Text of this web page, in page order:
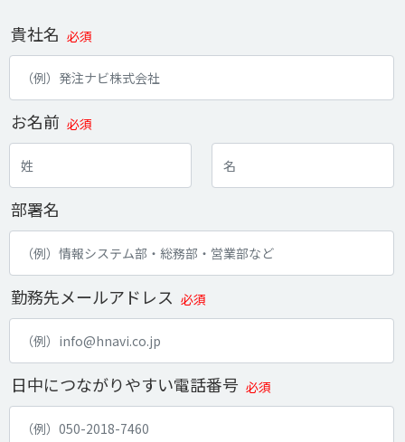
貴社名 必須
お名前 必須
部署名
勤務先メールアドレス 必須
日中につながりやすい電話番号 必須